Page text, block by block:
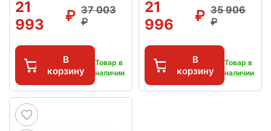
21
993
37 003
В
корзину
Товар в
наличии
21
996
35 906
В
корзину
Товар в
наличии